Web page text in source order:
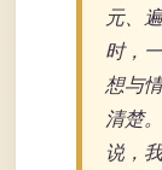
元、
时，
想与
清楚
说，